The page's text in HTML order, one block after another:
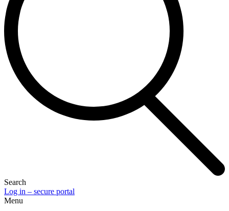
Search
Log in – secure portal
Menu